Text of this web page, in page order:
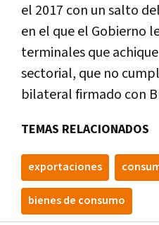
el 2017 con un salto
en el que el Gobierno
terminales que
sectorial, que no
bilateral firmado con
TEMAS RELACIONADOS
exportaciones
bienes de consumo